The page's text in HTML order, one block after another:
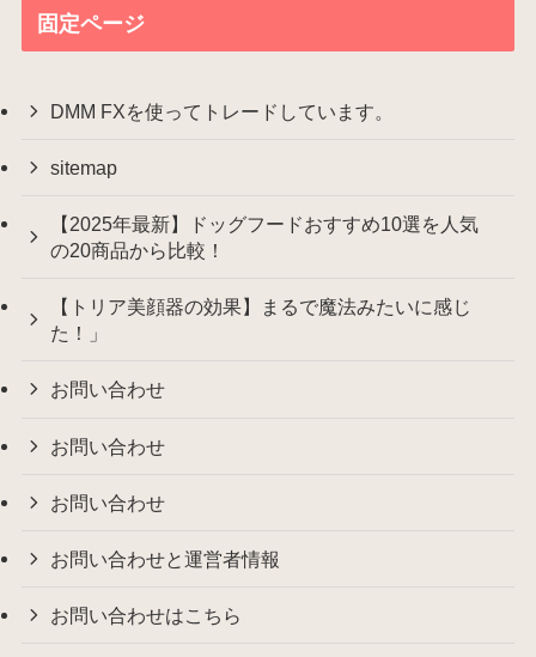
固定ページ
DMM FXを使ってトレードしています。
sitemap
【2025年最新】ドッグフードおすすめ10選を人気
の20商品から比較！
【トリア美顔器の効果】まるで魔法みたいに感じ
た！」
お問い合わせ
お問い合わせ
お問い合わせ
お問い合わせと運営者情報
お問い合わせはこちら